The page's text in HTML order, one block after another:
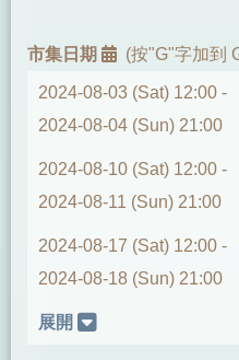
市集日期 (按"G"字加到
2024-08-03 (Sat) 12:00 -
2024-08-04 (Sun) 21:00
2024-08-10 (Sat) 12:00 -
2024-08-11 (Sun) 21:00
2024-08-17 (Sat) 12:00 -
2024-08-18 (Sun) 21:00
展開